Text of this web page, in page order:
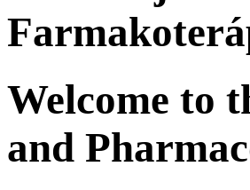
Welcome to
and